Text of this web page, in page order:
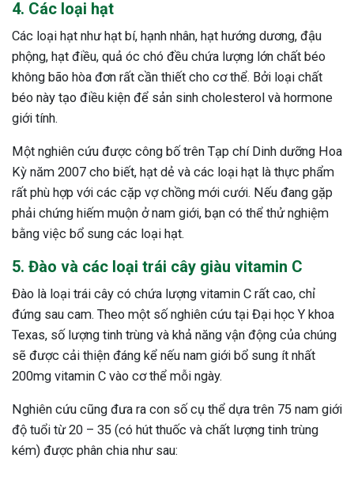
4. Các loại hạt
Các loại hạt như hạt bí, hạnh nhân, hạt hướng dương, đậu
phộng, hạt điều, quả óc chó đều chứa lượng lớn chất béo
không bão hòa đơn rất cần thiết cho cơ thể. Bởi loại chất
béo này tạo điều kiện để sản sinh cholesterol và hormone
giới tính.
Một nghiên cứu được công bố trên Tạp chí Dinh dưỡng Hoa
Kỳ năm 2007 cho biết, hạt dẻ và các loại hạt là thực phẩm
rất phù hợp với các cặp vợ chồng mới cưới. Nếu đang gặp
phải chứng hiếm muộn ở nam giới, bạn có thể thử nghiệm
bằng việc bổ sung các loại hạt.
5. Đào và các loại trái cây giàu vitamin C
Đào là loại trái cây có chứa lượng vitamin C rất cao, chỉ
đứng sau cam. Theo một số nghiên cứu tại Đại học Y khoa
Texas, số lượng tinh trùng và khả năng vận động của chúng
sẽ được cải thiện đáng kể nếu nam giới bổ sung ít nhất
200mg vitamin C vào cơ thể mỗi ngày.
Nghiên cứu cũng đưa ra con số cụ thể dựa trên 75 nam giới
độ tuổi từ 20 – 35 (có hút thuốc và chất lượng tinh trùng
kém) được phân chia như sau: